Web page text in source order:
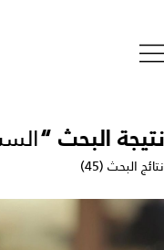
نتيجة البحث “
نتائج البحث (45)